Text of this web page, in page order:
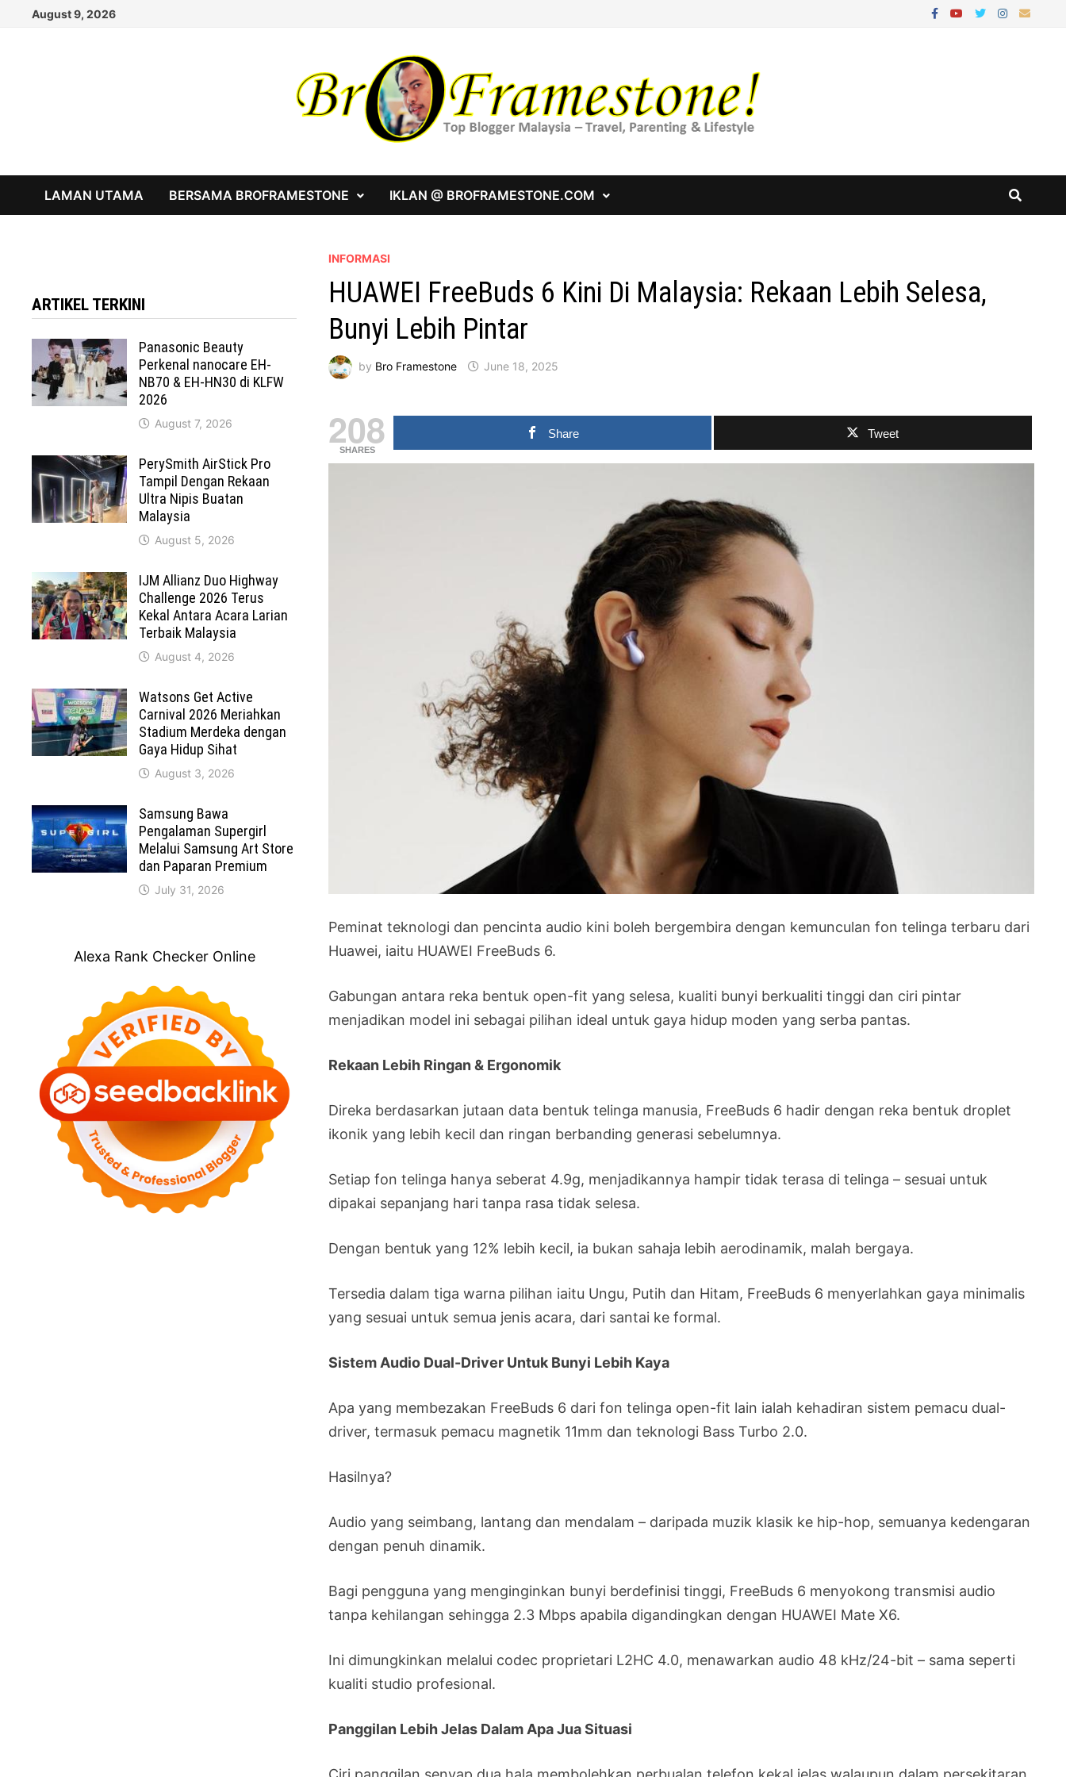
August 9, 2026
LAMAN UTAMA BERSAMA BROFRAMESTONE IKLAN @ BROFRAMESTONE.COM
INFORMASI
HUAWEI FreeBuds 6 Kini Di Malaysia: Rekaan Lebih Selesa,
Bunyi Lebih Pintar
by Bro Framestone June 18, 2025
208
SHARES
Share Tweet
Peminat teknologi dan pencinta audio kini boleh bergembira dengan kemunculan fon telinga terbaru dari
Huawei, iaitu HUAWEI FreeBuds 6.
Gabungan antara reka bentuk open-fit yang selesa, kualiti bunyi berkualiti tinggi dan ciri pintar
menjadikan model ini sebagai pilihan ideal untuk gaya hidup moden yang serba pantas.
Rekaan Lebih Ringan & Ergonomik
Direka berdasarkan jutaan data bentuk telinga manusia, FreeBuds 6 hadir dengan reka bentuk droplet
ikonik yang lebih kecil dan ringan berbanding generasi sebelumnya.
Setiap fon telinga hanya seberat 4.9g, menjadikannya hampir tidak terasa di telinga – sesuai untuk
dipakai sepanjang hari tanpa rasa tidak selesa.
Dengan bentuk yang 12% lebih kecil, ia bukan sahaja lebih aerodinamik, malah bergaya.
Tersedia dalam tiga warna pilihan iaitu Ungu, Putih dan Hitam, FreeBuds 6 menyerlahkan gaya minimalis
yang sesuai untuk semua jenis acara, dari santai ke formal.
Sistem Audio Dual-Driver Untuk Bunyi Lebih Kaya
Apa yang membezakan FreeBuds 6 dari fon telinga open-fit lain ialah kehadiran sistem pemacu dual-
driver, termasuk pemacu magnetik 11mm dan teknologi Bass Turbo 2.0.
Hasilnya?
Audio yang seimbang, lantang dan mendalam – daripada muzik klasik ke hip-hop, semuanya kedengaran
dengan penuh dinamik.
Bagi pengguna yang menginginkan bunyi berdefinisi tinggi, FreeBuds 6 menyokong transmisi audio
tanpa kehilangan sehingga 2.3 Mbps apabila digandingkan dengan HUAWEI Mate X6.
Ini dimungkinkan melalui codec proprietari L2HC 4.0, menawarkan audio 48 kHz/24-bit – sama seperti
kualiti studio profesional.
Panggilan Lebih Jelas Dalam Apa Jua Situasi
ARTIKEL TERKINI
Panasonic Beauty
Perkenal nanocare EH-
NB70 & EH-HN30 di KLFW
2026
August 7, 2026
PerySmith AirStick Pro
Tampil Dengan Rekaan
Ultra Nipis Buatan
Malaysia
August 5, 2026
IJM Allianz Duo Highway
Challenge 2026 Terus
Kekal Antara Acara Larian
Terbaik Malaysia
August 4, 2026
Watsons Get Active
Carnival 2026 Meriahkan
Stadium Merdeka dengan
Gaya Hidup Sihat
August 3, 2026
Samsung Bawa
Pengalaman Supergirl
Melalui Samsung Art Store
dan Paparan Premium
July 31, 2026
Alexa Rank Checker Online